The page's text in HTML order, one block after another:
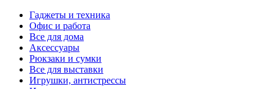
Гаджеты и техника
Офис и работа
Все для дома
Аксессуары
Рюкзаки и сумки
Все для выставки
Игрушки, антистрессы